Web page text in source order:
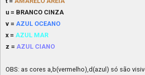
u = BRANCO CINZA
v = AZUL OCEANO
x = AZUL MAR
z = AZUL CIANO
OBS: as cores a,b(vermelho),d(azul) só são